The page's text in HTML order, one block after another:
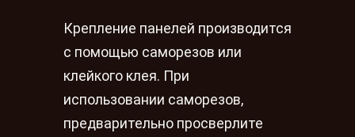
Крепление панелей производится
с помощью саморезов или
клейкого клея. При
использовании саморезов,
предварительно просверлите